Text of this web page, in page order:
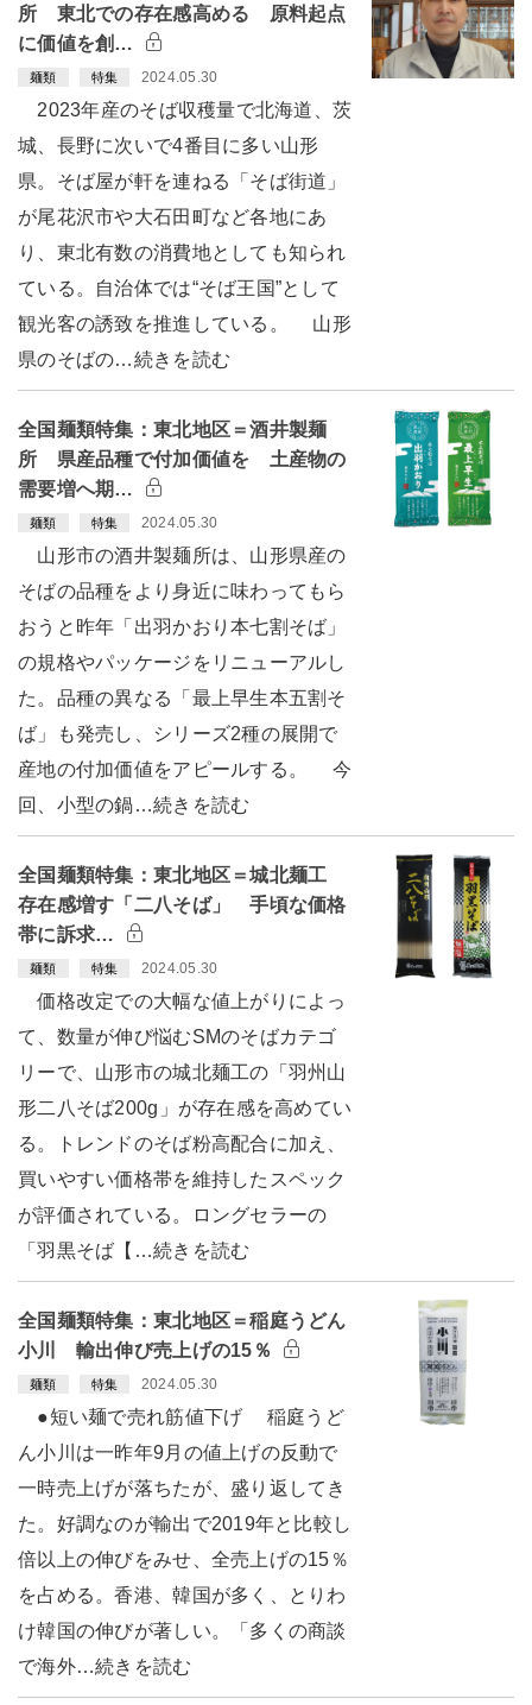
所 東北での存在感高める 原料起点
に価値を創…
麺類 特集 2024.05.30
2023年産のそば収穫量で北海道、茨
城、長野に次いで4番目に多い山形
県。そば屋が軒を連ねる「そば街道」
が尾花沢市や大石田町など各地にあ
り、東北有数の消費地としても知られ
ている。自治体では“そば王国”として
観光客の誘致を推進している。 山形
県のそばの…続きを読む
全国麺類特集：東北地区＝酒井製麺
所 県産品種で付加価値を 土産物の
需要増へ期…
麺類 特集 2024.05.30
山形市の酒井製麺所は、山形県産の
そばの品種をより身近に味わってもら
おうと昨年「出羽かおり本七割そば」
の規格やパッケージをリニューアルし
た。品種の異なる「最上早生本五割そ
ば」も発売し、シリーズ2種の展開で
産地の付加価値をアピールする。 今
回、小型の鍋…続きを読む
全国麺類特集：東北地区＝城北麺工
存在感増す「二八そば」 手頃な価格
帯に訴求…
麺類 特集 2024.05.30
価格改定での大幅な値上がりによっ
て、数量が伸び悩むSMのそばカテゴ
リーで、山形市の城北麺工の「羽州山
形二八そば200g」が存在感を高めてい
る。トレンドのそば粉高配合に加え、
買いやすい価格帯を維持したスペック
が評価されている。ロングセラーの
「羽黒そば【…続きを読む
全国麺類特集：東北地区＝稲庭うどん
小川 輸出伸び売上げの15％
麺類 特集 2024.05.30
●短い麺で売れ筋値下げ 稲庭うど
ん小川は一昨年9月の値上げの反動で
一時売上げが落ちたが、盛り返してき
た。好調なのが輸出で2019年と比較し
倍以上の伸びをみせ、全売上げの15％
を占める。香港、韓国が多く、とりわ
け韓国の伸びが著しい。「多くの商談
で海外…続きを読む